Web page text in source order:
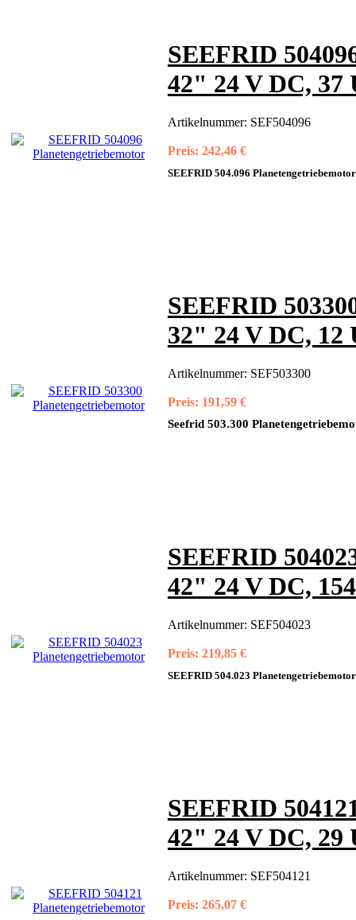
SEEFRID
42" 24 V DC, 37
Artikelnummer: SEF504096
Preis: 242,46 €
SEEFRID 504.096
SEEFRID
32" 24 V DC, 12
Artikelnummer: SEF503300
Preis: 191,59 €
Seefrid 503.300
SEEFRID
42" 24 V DC,
Artikelnummer: SEF504023
Preis: 219,85 €
SEEFRID 504.023
SEEFRID
42" 24 V DC, 29
Artikelnummer: SEF504121
Preis: 265,07 €